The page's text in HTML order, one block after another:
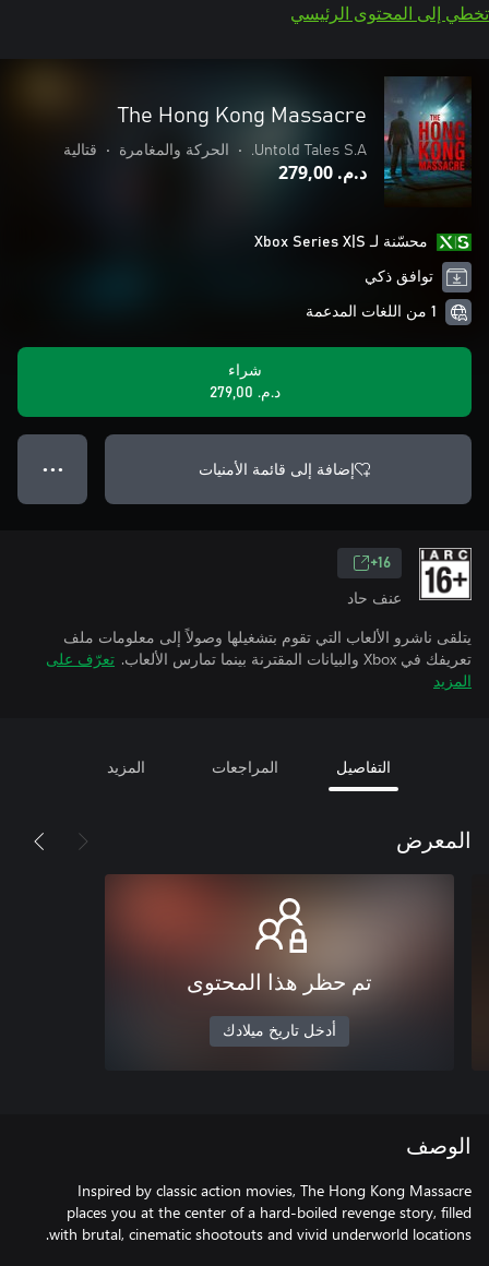
تخطي إلى المحتوى الرئيسي
The Hong Kong Massacre
Untold Tales S.A.
• الحركة والمغامرة • قتالية
د.م.‏ 279,00
محسّنة لـ Xbox Series X|S
توافق ذكي
1 من اللغات المدعمة
شراء
د.م.‏ 279,00
إضافة إلى قائمة الأمنيات ● ● ●
16+
عنف حاد
يتلقى ناشرو الألعاب التي تقوم بتشغيلها وصولاً إلى معلومات ملف
تعريفك في Xbox والبيانات المقترنة بينما تمارس الألعاب.
تعرّف على
المزيد
التفاصيل المراجعات المزيد
المعرض
تم حظر هذا المحتوى
أدخل تاريخ ميلادك
الوصف
Inspired by classic action movies, The Hong Kong Massacre
places you at the center of a hard-boiled revenge story, filled